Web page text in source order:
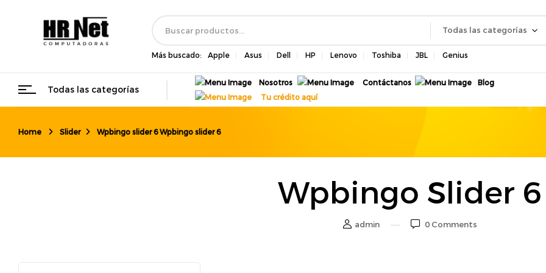
Todas las categorías
Más buscado: Apple Asus Dell HP Lenovo Toshiba JBL Genius
Todas las categorías
Nosotros Contáctanos
Blog
Tu crédito aquí
Home Slider Wpbingo slider 6Wpbingo slider 6
Wpbingo Slider 6
admin 0Comments